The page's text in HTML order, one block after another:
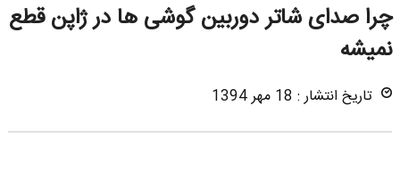
چرا صدای شاتر دوربین گوشی ها در ژاپن قطع
نمیشه
تاریخ انتشار : 18 مهر 1394